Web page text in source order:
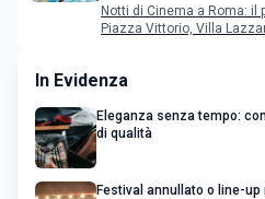
Notti di Cinema a Roma: il
Piazza Vittorio, Villa
In Evidenza
Eleganza senza tempo:
di qualità
Festival annullato o line-